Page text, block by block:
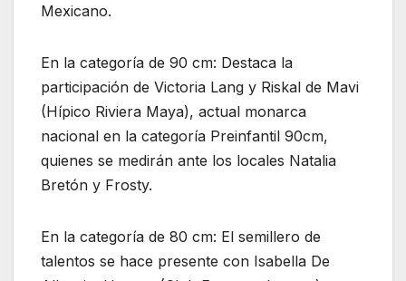
Mexicano.
En la categoría de 90 cm: Destaca la
participación de Victoria Lang y Riskal de Mavi
(Hípico Riviera Maya), actual monarca
nacional en la categoría Preinfantil 90cm,
quienes se medirán ante los locales Natalia
Bretón y Frosty.
En la categoría de 80 cm: El semillero de
talentos se hace presente con Isabella De